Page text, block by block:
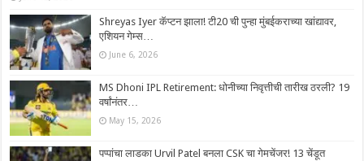
Shreyas Iyer कॅप्टन झाला! टी20 ची पुन्हा मुंबईकराच्या खांद्यावर,
एशियन गेम्स…
June 6, 2026
MS Dhoni IPL Retirement: धोनीच्या निवृत्तीची तारीख ठरली? 19
वर्षांनंतर…
May 15, 2026
पप्पांचा लाडका Urvil Patel बनला CSK चा गेमचेंजर! 13 चेंडूत